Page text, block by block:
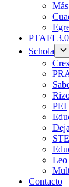
PTAFI 3.0
Schola
PEI
Leo
Contacto